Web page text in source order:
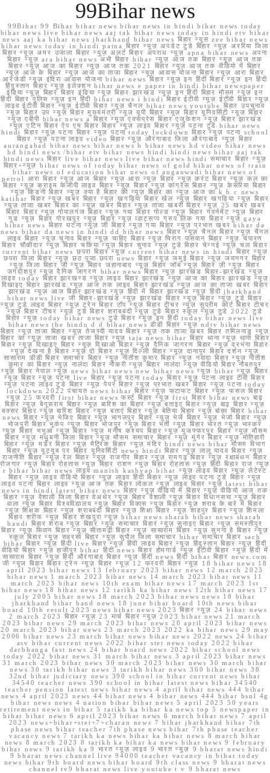
99Bihar news
99Bihar 99 Bihar bihar news bihar news in hindi bihar news today
bihar news live bihar news aaj tak bihar news today in hindi etv bihar
news aaj ka bihar news jharkhand bihar news बिहार न्यूस zee bihar news
bihar news today in hindi patna बिहार न्यूज़ अपडेट टुडे बिहार न्यूज़ अररिया जिला
बिहार न्यूज़ अमर उजाला बिहार न्यूज़ अलर्ट बिहार अपराध न्यूज़ apna bihar news अपना
बिहार न्यूज़ ara bihar news अभी बिहार bihar न्यूज़ आज तक बिहार न्यूज़ आज तक
बिहार न्यूज़ आज का बिहार न्यूज़ आज तक 2021 बिहार न्यूज़ आज तक वीडियो में बिहार
न्यूज़ आज के बिहार न्यूज़ आज का ताजा बिहार न्यूज़ आवास योजना बिहार न्यूज़ आरा बिहार
आरजेडी न्यूज़ इंदिरा आवास योजना bihar news बिहार न्यूज़ इन हिंदी बिहार न्यूज़ इन हिंदी
हिंदुस्तान बिहार न्यूज़ इलेक्शन bihar news e paper in hindi bihar newspaper
इंडिया न्यूज़ बिहार बिहार इंडिया न्यूज़ बिहार झारखंड न्यूज़ इन हिंदी बिहार मौसम न्यूज़ इन
हिंदी बिहार पुलिस न्यूज़ इन हिंदी bihar news i hindi बिहार ईटीवी न्यूज़ ईटीवी बिहार न्यूज़
लाइव ईटीवी बिहार न्यूज़ ईटीवी बिहार न्यूज़ चैनल bihar news youtube बिहार उपचुनाव
न्यूज़ बिहार उप न्यूज़ बिहार मुख्यमंत्री न्यूज़ यूपी बिहार न्यूज़ बिहार यूनिवर्सिटी न्यूज़ बिहार
न्यूज़ एबीपी bihar news a बिहार न्यूज़ एक्सप्रेस बिहार एजुकेशन न्यूज़ बिहार झारखंड
न्यूज़ एटिन बिहार ऐप एम बिहार बिहार न्यूज़ लाइव बिहार न्यूज़ पटना टुडे bihar news
hindi बिहार न्यूज़ पटना बिहार न्यूज़ पटना today lockdown बिहार न्यूज़ पटना school
बिहार न्यूज़ पटना लाइव video बिहार न्यूज़ औरंगाबाद जिला औरंगाबाद न्यूज़ बिहार
aurangabad bihar news bihar news h bihar news hd video bihar news
hd hindi news /bihar etv bihar news hindi hindi news bihar aaj tak
hindi news बिहार live bihar news live bihar news hindi समाचार बिहार न्यूज़
बिहार+न्यूज़ bihar news of today bihar news of gold bihar news of train
bihar news of education bihar news of anganwadi bihar news of
petrol आरा बिहार न्यूज़ आज बिहार न्यूज़ आरा न्यूज़ बिहार न्यूज़ करंट बिहार न्यूज़ कल का
बिहार न्यूज़ क्राइम केजीपी लाइव बिहार न्यूज़ बिहार न्यूज़ कांग्रेस बिहार न्यूज़ केसरिया बिहार
न्यूज़ किडनी बिहार न्यूज़ क्या है बिहार की न्यूज़ बिहार का न्यूज़ आज का k b c news
katihar बिहार न्यूज़ खबर बिहार न्यूज़ खगड़िया बिहार खेल न्यूज़ बिहार खगड़िया न्यूज़ बिहार
न्यूज़ ताजा खबर बिहार का न्यूज़ खबर बिहार न्यूज़ ताजा खबरी बिहार न्यूज़ 25 खबर खबर
बिहार बिहार न्यूज़ गोपालगंज बिहार न्यूज़ गया बिहार गोल्ड न्यूज़ बिहार गवर्नमेंट न्यूज़ बिहार
गुड न्यूज़ बिहार गोरखपुर न्यूज़ बिहार न्यूज़ व्हाट्सप्प ग्रुप लिंक गया बिहार न्यूज़ gaya
bihar news बिहार घटना न्यूज़ जी बिहार न्यूज़ गया बिहार न्यूज़ प्रभात खबर bihar da
news bihar da news in hindi dd bihar news बिहार न्यूज़ चैनल बिहार न्यूज़ चैनल
लाइव बिहार न्यूज़ चुनाव बिहार न्यूज़ चाहिए बिहार न्यूज़ चिराग पासवान बिहार न्यूज़ चंपारण
बिहार चौकीदार न्यूज़ बिहार चकिया न्यूज़ बिहार चुनाव न्यूज़ टुडे बिहार चेन्नई न्यूज़ चल बिहार
current bihar news छपरा बिहार न्यूज़ current bihar news in hindi बिहार न्यूज़
छपरा जिला बिहार न्यूज़ छठ पूजा छपरा news बिहार न्यूज़ जमुई बिहार न्यूज़ जयनगर बिहार
न्यूज़ जिला बिहार जी न्यूज़ बिहार जहानाबाद न्यूज़ बिहार जॉब न्यूज़ बिहार ज़ी न्यूज़ बिहार
जगदीशपुर न्यूज़ दैनिक जागरण bihar news बिहार न्यूज़ झारखंड बिहार-झारखंड न्यूज़
लाइव today बिहार झारखण्ड न्यूज़ लाइव बिहार झारखंड न्यूज़ आज का बिहार झारखंड न्यूज़
दिखाइए बिहार झारखंड न्यूज़ आज तक लाइव बिहार झारखंड न्यूज़ आज का ताजा खबर बिहार
झारखंड न्यूज़ आज बिहार झारखंड न्यूज़ हिंदी में बिहार झारखंड न्यूज़ हिंदी jharkhand
bihar news live जी बिहार-झारखंड न्यूज़ झारखंड बिहार न्यूज़ बिहार न्यूज़ टुडे बिहार
न्यूज़ टुडे लाइव बिहार न्यूज़ ट्रेन बिहार टॉप न्यूज़ बिहार टीचर न्यूज़ सुप्रीम कोर्ट बिहार टीचर
न्यूज़ बिहार टीचर न्यूज़ टुडे बिहार शराबबंदी न्यूज़ टुडे बिहार स्कूल न्यूज़ टुडे 2022 टुडे
बिहार न्यूज़ today bihar news टुडे बिहार न्यूज़ इन हिंदी today bihar news live
bihar news the hindu d d bihar news डीडी बिहार न्यूज़ ndtv bihar news
बिहार न्यूज़ ताजा बिहार न्यूज़ तेजस्वी यादव बिहार न्यूज़ तक ताजा खबर बिहार तमिलनाडु न्यूज़
बिहार का न्यूज़ ताजा खबर ताजा बिहार न्यूज़ taja news bihar बिहार थाना न्यूज़ थाना बिहार
बिहार न्यूज़ दिखाइए बिहार न्यूज़ दिखाओ बिहार न्यूज़ दैनिक जागरण बिहार न्यूज़ दरभंगा बिहार
न्यूज़ देखना है बिहार न्यूज़ दो बिहार न्यूज़ दिल्ली बिहार न्यूज़ दानापुर बिहार दर्शन न्यूज़
सासाराम डीडी बिहार समाचार बिहार न्यूज़ नीतीश कुमार बिहार न्यूज़ नवादा बिहार न्यूज़ नीतीश
कुमार का बिहार न्यूज़ नालंदा बिहार नौकरी न्यूज़ बिहार नालंदा न्यूज़ वीडियो बिहार नौबतपुर
न्यूज़ बिहार नेपाल न्यूज़ news bihar news new bihar news न्यूज़ bihar न्यूज़ बिहार
न्यूज़ बिहार न्यूज़ पटना live बिहार न्यूज़ पटना today बिहार न्यूज़ पटना लाइव टीवी बिहार
न्यूज़ पटना लाइव टुडे बिहार न्यूज़ पेपर बिहार न्यूज़ प्रभात खबर बिहार न्यूज़ पटना today
lockdown 2022 पंचायत news bihar बिहार न्यूज़ फटाफट बिहार न्यूज़ फसल बिहार
न्यूज़ 25 फरवरी first bihar news फर्स्ट बिहार न्यूज़ first बिहार bihar news बाढ़
बिहार न्यूज़ बेगूसराय बिहार न्यूज़ बारिश का बिहार न्यूज़ बताइए बिहार न्यूज़ बाढ़ बिहार न्यूज़
बक्सर बिहार न्यूज़ बारिश बिहार न्यूज़ बताएं बिहार न्यूज़ बेतिया बिहार न्यूज़ बांका बिहार bihar
news बिहार न्यूज़ भेजिए बिहार न्यूज़ भागलपुर बिहार न्यूज़ भेजें बिहार न्यूज़ भेजो बिहार न्यूज़
भोजपुरी बिहार भूकंप न्यूज़ बिहार भोजपुर न्यूज़ बिहार भर्ती न्यूज़ बिहार भारत न्यूज़ भास्कर
न्यूज़ बिहार भभुआ न्यूज़ बिहार न्यूज़ मनीष कश्यप बिहार न्यूज़ मुजफ्फरपुर बिहार न्यूज़ मौसम
बिहार न्यूज़ मधुबनी जिला बिहार न्यूज़ मौसम समाचार बिहार न्यूज़ मुंगेर बिहार न्यूज़ मोतिहारी
बिहार न्यूज़ मर्डर बिहार न्यूज़ मैट्रिक बिहार न्यूज़ मंदिर hindi news bihar मौसम विभाग
बिहार न्यूज़ यूट्यूब पर बिहार यूनिवर्सिटी news hindi बिहार न्यूज़ लालू यादव बिहार न्यूज़
राजनीति बिहार न्यूज़ रेल बिहार न्यूज़ राजगीर बिहार न्यूज़ रामगढ़ बिहार न्यूज़ रक्षाबंधन बिहार
रोजगार न्यूज़ बिहार रोहतास न्यूज़ बिहार राशन न्यूज़ बिहार रोहतास न्यूज़ हिंदी बिहार राज न्यूज़
r bihar bihar news लाइव manish kashyap bihar न्यूज़ लाइव बिहार न्यूज़ लेटेस्ट
बिहार न्यूज़ लाइव वीडियो बिहार न्यूज़ लाइव हिंदी बिहार न्यूज़ लाइव पटना टुडे बिहार न्यूज़
लाइव पटना बिहार लाइव न्यूज़ आज तक बिहार लोकल न्यूज़ लाइव बिहार न्यूज़ latest bihar
news in hindi latest bihar news बिहार न्यूज़ वीडियो में बिहार न्यूज़ वीडियो आज तक
बिहार न्यूज़ वैशाली जिला बिहार वेअथेर न्यूज़ बिहार वैशाली न्यूज़ बिहार विधानसभा न्यूज़ बिहार
वाला न्यूज़ बिहार विश्वविद्यालय न्यूज़ बिहार विकास न्यूज़ बिहार न्यूज़ शराब के बारे में बिहार
न्यूज़ शिक्षक बिहार न्यूज़ शराबबंदी बिहार न्यूज़ शिक्षा बिहार न्यूज़ शाहपुर बिहार न्यूज़ शिमला
बिहार शरीफ न्यूज़ बिहार शेखपुरा न्यूज़ bihar news sharab bihar news sharab
bandi बिहार शराब न्यूज़ बिहार न्यूज़ समाचार बिहार न्यूज़ सुनाइए बिहार न्यूज़ समस्तीपुर
बिहार न्यूज़ सिवान बिहार न्यूज़ सीतामढ़ी बिहार न्यूज़ सासाराम बिहार न्यूज़ सुनना है बिहार न्यूज़
स्कूल बिहार न्यूज़ सहरसा बिहार न्यूज़ सुपौल जिला समाचार bihar समाचार बिहार sach
bihar बिहार न्यूज़ हिंदी live बिहार न्यूज़ हिंदी लाइव बिहार न्यूज़ हिंदुस्तान बिहार न्यूज़ हिंदी
वीडियो बिहार न्यूज़ हाजीपुर bihar हिंदी news बिहार होमगार्ड न्यूज़ ईटीवी बिहार न्यूज़ हिंदी में
सासाराम बिहार न्यूज़ हिंदी औरंगाबाद बिहार न्यूज़ हिंदी news हिंदी bihar बिहार news.com
जी न्यूज बिहार बिहार ट्रेन न्यूज़ बिहार न्यूज़ 12 फरवरी बिहार न्यूज़ 18 bihar news 18
april 2023 bihar news 13 february 2023 bihar news 12 march 2023
bihar news 1 march 2023 bihar news 14 march 2023 bihar news 11
march 2023 bihar news 10th exam bihar news 17 march 2023 1st
bihar news 18 bihar news 12 tarikh ka bihar news 12th bihar news 17
july 2005 bihar news 18 march 2023 bihar news news 18 bihar
jharkhand bihar band news 18 june bihar board 10th news bihar
board 10th result 2023 news bihar news 2023 बिहार न्यूज़ 24 bihar news
2 march 2023 बिहार न्यूज़ 23 मार्च बिहार न्यूज़ 2023 bihar news 21 march
2023 bihar news 29 march 2023 bihar news 20 april 2023 bihar news
20 march 2023 bihar news 23 march 2023 2022 ka bihar news 29 may
2006 bihar news 23 march bihar news bihar news 2022 news 24 bihar
asv bihar current news 2022 bihar stet news today 2022 bihar
darbhanga fast news 24 bihar board news 2022 bihar school news
today 2022 bihar news 31 march bihar news 3 april 2023 bihar news
31 march 2023 bihar news 30 march 2023 bihar news 30 march bihar
news 30 tarikh bihar news 3 tarikh bihar news 360 bihar news 38
32nd bihar judiciary news 390 school in bihar current news bihar
34540 teacher news 390 school in bihar latest news bihar 34540
teacher pension latest news bihar news 4 april bihar news 444 bihar
news 4 april 2023 news 44 bihar news 4 bihar news 444 bihar bsnl 4g
bihar news news 4 nation bihar bihar news 5 april 2023 50 years
retirement news in bihar 5 tarikh ka bihar ka news top 5 newspaper in
bihar bihar news 6 april 2023 bihar news 6 march bihar news 7 april
2023 news+bihar+stet+7+charan news 7 bihar jharkhand bihar 7th
phase news bihar teacher 7th phase news bihar 7th phase teacher
vacancy news 7 tarikh ka news bihar ka bihar news 8 march bihar
news 8 march 2023 8 tarikh ka bihar ka news bihar news 9 february
bihar news 9 tarikh ka 9 भारत न्यूज़ लाइव 9 भारत न्यूज़ 9 bharat news hindi
9 bharat news channel live 94000 teacher vacancy in bihar today
news bihar 9th board news bihar board 9th class news 9 bharat news
channel tv9 bharat news live youtube t v 9 bharat news